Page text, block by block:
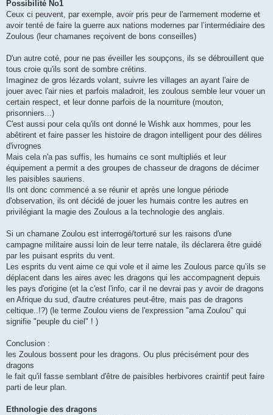
Possibilité No1
Ceux ci peuvent, par exemple, avoir pris peur de l'armement moderne et
avoir tenté de faire la guerre aux nations modernes par l’intermédiaire des
Zoulous (leur chamanes reçoivent de bons conseilles)
D'un autre coté, pour ne pas éveiller les soupçons, ils se débrouillent que
tous croie qu'ils sont de sombre crétins.
Imaginez de gros lézards volant, suivre les villages an ayant l'aire de
jouer avec l'air nies et parfois maladroit, les zoulous semble leur vouer un
certain respect, et leur donne parfois de la nourriture (mouton,
prisonniers...)
C'est aussi pour cela qu'ils ont donné le Wishk aux hommes, pour les
abêtirent et faire passer les histoire de dragon intelligent pour des délires
d'ivrognes
Mais cela n'a pas suffis, les humains ce sont multipliés et leur
équipement a permit a des groupes de chasseur de dragons de décimer
les paisibles sauriens.
Ils ont donc commencé a se réunir et après une longue période
d'observation, ils ont décidé de jouer les humais contre les autres en
privilégiant la magie des Zoulous a la technologie des anglais.
Si un chamane Zoulou est interrogé/torturé sur les raisons d'une
campagne militaire aussi loin de leur terre natale, ils déclarera être guidé
par les puisant esprits du vent.
Les esprits du vent aime ce qui vole et il aime les Zoulous parce qu’ils se
déplacent dans les aires avec les dragons qui les accompagnent depuis
les pays d'origine (et la c'est l'info, car il ne devrai pas y avoir de dragons
en Afrique du sud, d'autre créatures peut-être, mais pas de dragons
celtique..!?) (le terme Zoulou viens de l'expression "ama Zoulou" qui
signifie "peuple du ciel" ! )
Conclusion :
les Zoulous bossent pour les dragons. Ou plus précisément pour des
dragons
le fait qu'il fasse semblant d'être de paisibles herbivores craintif peut faire
parti de leur plan.
Ethnologie des dragons